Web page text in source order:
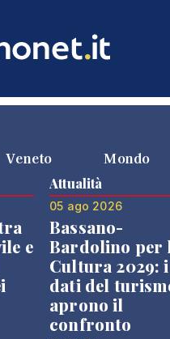
Veneto Mondo
e
Attualità
05 ago 2026
Bassano-
Bardolino per
Cultura 2029: i
dati del
aprono il
confronto